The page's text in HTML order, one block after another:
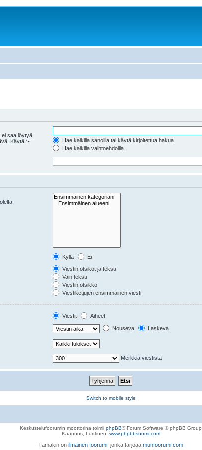
saa löytyä.
Käytä *-
Hae kaikilla sanoilla tai käytä kirjoitettua hakua
Hae kaikilla vaihtoehdoilla
Kyllä
Ei
Viestin otsikot ja teksti
Vain teksti
Viestin otsikko
Viestiketjujen ensimmäinen viesti
Viestit
Aiheet
Nouseva Laskeva
Merkkiä viestistä
Switch to mobile style
Keskustelufoorumin moottorina toimii phpBB® Forum Software © phpBB Group
Käännös, Lurttinen, www.phpbbsuomi.com
Tämäkin on ilmainen foorumi , jonka tarjoaa munfoorumi.com